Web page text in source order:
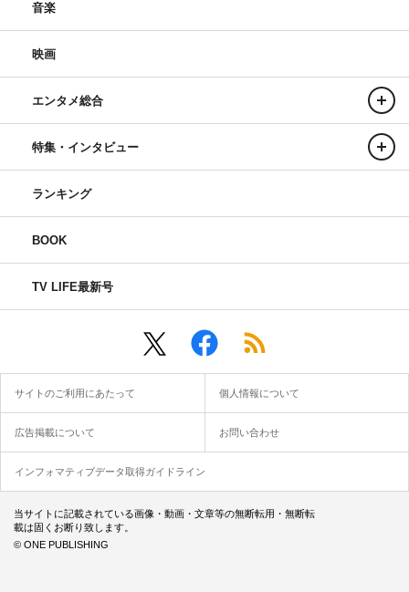
音楽
映画
エンタメ総合
特集・インタビュー
ランキング
BOOK
TV LIFE最新号
サイトのご利用にあたって 個人情報について
広告掲載について お問い合わせ
インフォマティブデータ取得ガイドライン
当サイトに記載されている画像・動画・文章等の無断転用・無断転
載は固くお断り致します。
© ONE PUBLISHING